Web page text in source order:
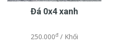
Đá 0x4 xanh
250.000đ/ Khối